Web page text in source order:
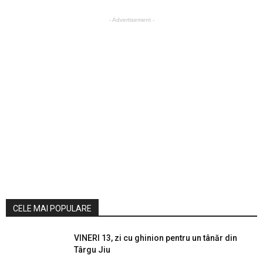
- Advertisement -
CELE MAI POPULARE
VINERI 13, zi cu ghinion pentru un tânăr din
Târgu Jiu